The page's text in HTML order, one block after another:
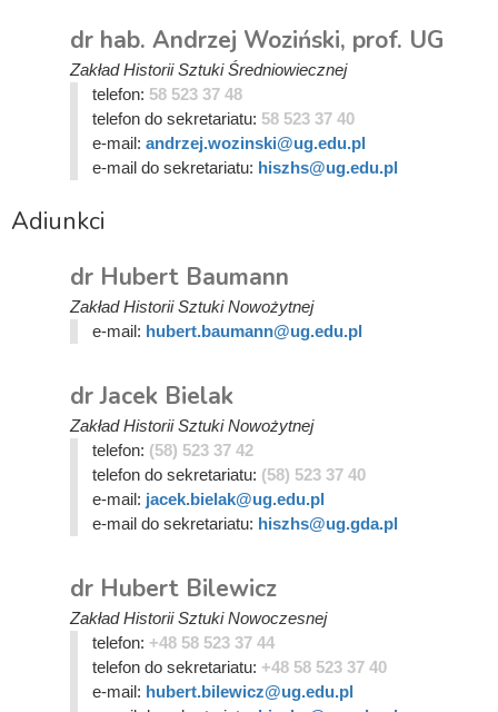
dr hab. Andrzej Woziński, prof. UG
Zakład Historii Sztuki Średniowiecznej
telefon: 58 523 37 48
telefon do sekretariatu: 58 523 37 40
e-mail: andrzej.wozinski@ug.edu.pl
e-mail do sekretariatu: hiszhs@ug.edu.pl
Adiunkci
dr Hubert Baumann
Zakład Historii Sztuki Nowożytnej
e-mail: hubert.baumann@ug.edu.pl
dr Jacek Bielak
Zakład Historii Sztuki Nowożytnej
telefon: (58) 523 37 42
telefon do sekretariatu: (58) 523 37 40
e-mail: jacek.bielak@ug.edu.pl
e-mail do sekretariatu: hiszhs@ug.gda.pl
dr Hubert Bilewicz
Zakład Historii Sztuki Nowoczesnej
telefon: +48 58 523 37 44
telefon do sekretariatu: +48 58 523 37 40
e-mail: hubert.bilewicz@ug.edu.pl